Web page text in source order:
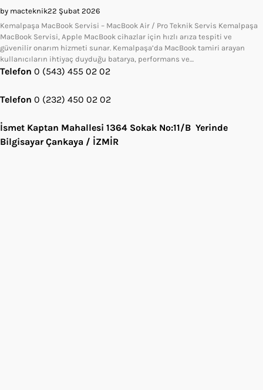
by macteknik22 Şubat 2026
Kemalpaşa MacBook Servisi – MacBook Air / Pro Teknik Servis Kemalpaşa
MacBook Servisi, Apple MacBook cihazlar için hızlı arıza tespiti ve
güvenilir onarım hizmeti sunar. Kemalpaşa’da MacBook tamiri arayan
kullanıcıların ihtiyaç duyduğu batarya, performans ve…
Telefon 0 (543) 455 02 02
Telefon 0 (232) 450 02 02
İsmet Kaptan Mahallesi 1364 Sokak No:11/B Yerinde
Bilgisayar Çankaya / İZMİR